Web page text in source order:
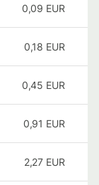
0,09 EUR
0,18 EUR
0,45 EUR
0,91 EUR
2,27 EUR